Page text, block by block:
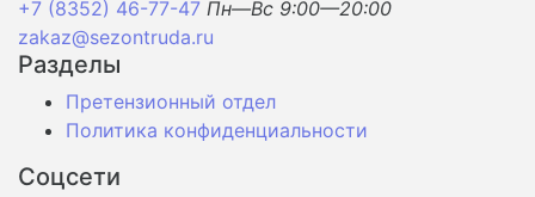
+7 (8352) 46-77-47 Пн—Вс 9:00—20:00
zakaz@sezontruda.ru
Разделы
Претензионный отдел
Политика конфиденциальности
Соцсети